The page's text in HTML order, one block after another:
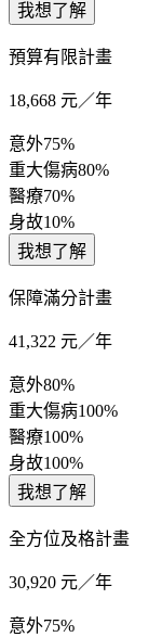
我想了解
預算有限計畫
18,668 元／年
意外75%
重大傷病80%
醫療70%
身故10%
我想了解
保障滿分計畫
41,322 元／年
意外80%
重大傷病100%
醫療100%
身故100%
我想了解
全方位及格計畫
30,920 元／年
意外75%